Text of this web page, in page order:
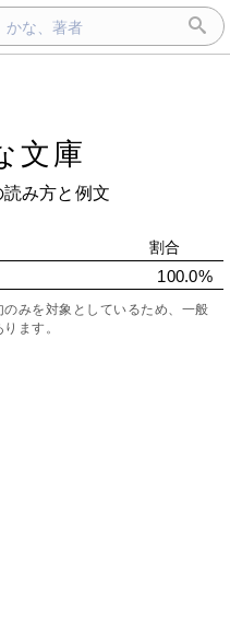
文庫
読み方と例文
割合
100.0%
みを対象としているため、一般
ます。